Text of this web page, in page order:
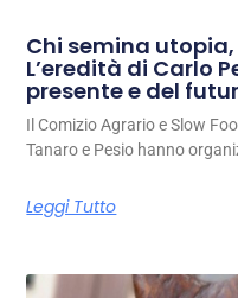
Chi semina
L’eredità di Carlo
presente e del
Il Comizio Agrario e Slow
Tanaro e Pesio hanno
Leggi Tutto